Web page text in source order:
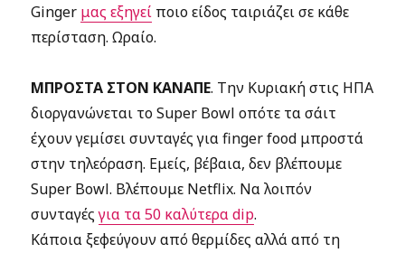
Ginger μας εξηγεί ποιο είδος ταιριάζει σε κάθε
περίσταση. Ωραίο.
ΜΠΡΟΣΤΑ ΣΤΟΝ ΚΑΝΑΠΕ. Την Κυριακή στις ΗΠΑ
διοργανώνεται το Super Bowl οπότε τα σάιτ
έχουν γεμίσει συνταγές για finger food μπροστά
στην τηλεόραση. Εμείς, βέβαια, δεν βλέπουμε
Super Bowl. Βλέπουμε Netflix. Να λοιπόν
συνταγέςγια τα 50 καλύτερα dip.
Κάποια ξεφεύγουν από θερμίδες αλλά από τη